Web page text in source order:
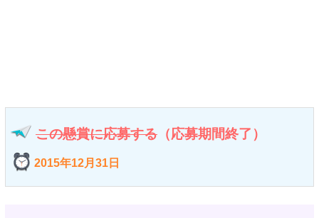
この懸賞に応募する （応募期間終了）
2015年12月31日